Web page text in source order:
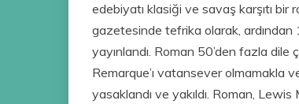
edebiyatı klasiği ve savaş karşıtı
gazetesinde tefrika olarak,
yayınlandı. Roman 50’den fazla
Remarque’ı vatansever olmamakla
yasaklandı ve yakıldı. Roman,